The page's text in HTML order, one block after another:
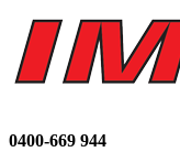
0400-669 944